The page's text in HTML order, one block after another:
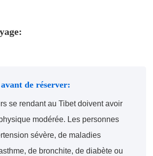
de réserver:
se rendant au Tibet doivent avoir
modérée. Les personnes
sévère, de maladies
de bronchite, de diabète ou